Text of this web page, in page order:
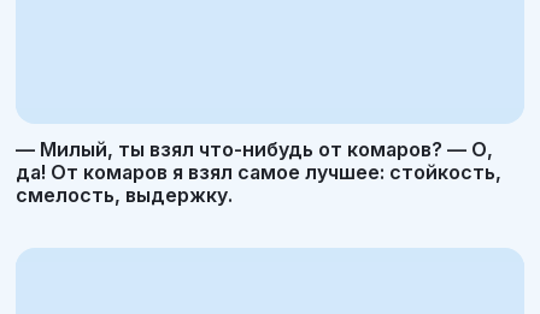
— Милый, ты взял что-нибудь от комаров? — О,
да! От комаров я взял самое лучшее: стойкость,
смелость, выдержку.